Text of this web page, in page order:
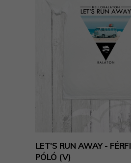
LET'S RUN AWAY - FÉRFI
PÓLÓ (V)